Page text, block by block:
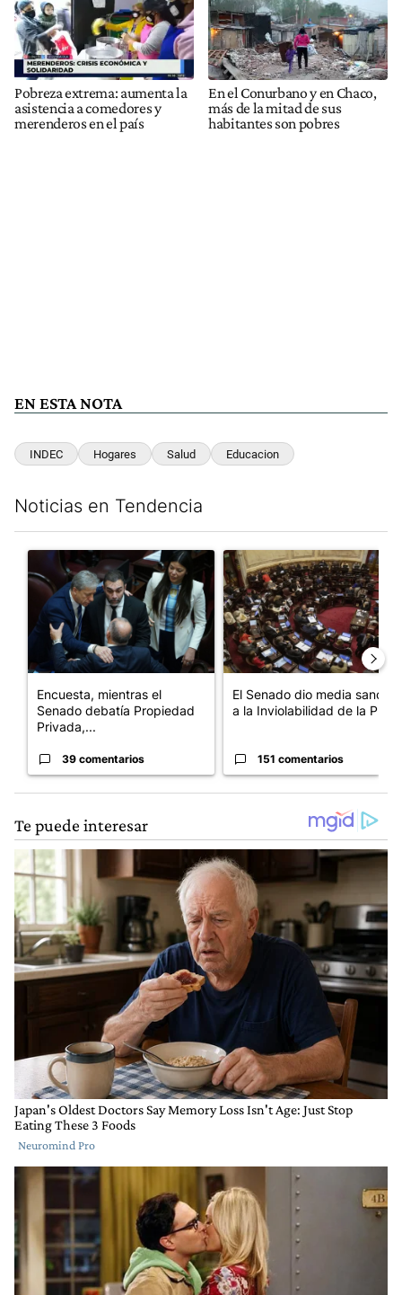
Pobreza extrema: aumenta la
asistencia a comedores y
merenderos en el país
En el Conurbano y en Chaco,
más de la mitad de sus
habitantes son pobres
EN ESTA NOTA
INDEC Hogares Salud Educacion
Noticias en Tendencia
Un artículo de tendencia con el título "Encuesta, mientras el
Encuesta, mientras el
Senado debatía Propiedad
Privada,...
39 comentarios
Un artículo de tendencia con
El Senado dio media sanción
a la Inviolabilidad de la P...
151 comentarios